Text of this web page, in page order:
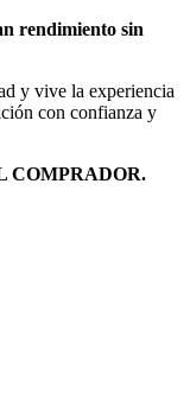
rendimiento sin
y vive la experiencia
con confianza y
COMPRADOR.